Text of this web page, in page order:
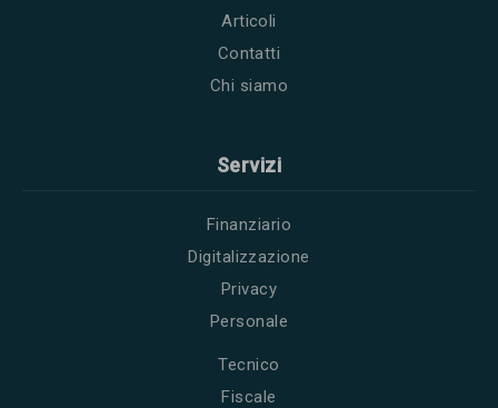
Articoli
Contatti
Chi siamo
Servizi
Finanziario
Digitalizzazione
Privacy
Personale
Tecnico
Fiscale